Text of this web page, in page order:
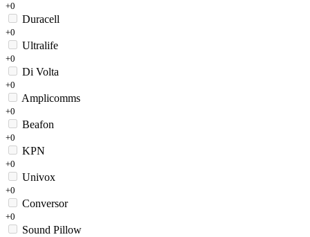
+0
Duracell
+0
Ultralife
+0
Di Volta
+0
Amplicomms
+0
Beafon
+0
KPN
+0
Univox
+0
Conversor
+0
Sound Pillow